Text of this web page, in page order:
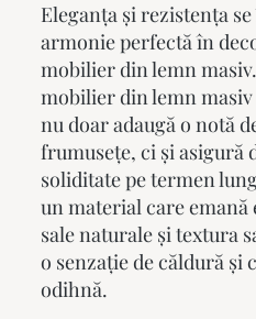
Eleganța și rezistența
armonie perfectă în
mobilier din lemn masiv
mobilier din lemn
nu doar adaugă o notă
frumusețe, ci și asigură
soliditate pe termen
un material care
sale naturale și textura
o senzație de căldură și
odihnă.